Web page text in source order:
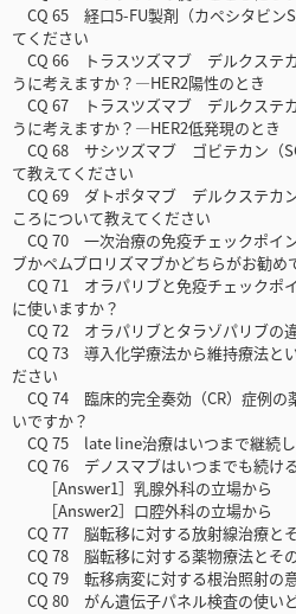
CQ 65 経口5-FU製剤（カペシタビン
てください
CQ 66 トラスツズマブ デルクステカ
うに考えますか？―HER2陽性のとき
CQ 67 トラスツズマブ デルクステカ
うに考えますか？―HER2低発現のとき
CQ 68 サシツズマブ ゴビテカン（
て教えてください
CQ 69 ダトポタマブ デルクステカ
ころについて教えてください
CQ 70 一次治療の免疫チェックポイ
ブかペムブロリズマブかどちらがお勧め
CQ 71 オラパリブと免疫チェックポ
に使いますか？
CQ 72 オラパリブとタラゾパリブの
CQ 73 導入化学療法から維持療法と
ださい
CQ 74 臨床的完全奏効（CR）症例の
いですか？
CQ 75 late line治療はいつまで継続し
CQ 76 デノスマブはいつまでも続け
［Answer1］乳腺外科の立場から
［Answer2］口腔外科の立場から
CQ 77 脳転移に対する放射線治療と
CQ 78 脳転移に対する薬物療法とそ
CQ 79 転移病変に対する根治照射の
CQ 80 がん遺伝子パネル検査の使い